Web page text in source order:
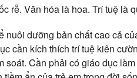
rễ. Văn hóa là hoa. Trí tuệ là
nuôi dưỡng bản chất cao cả
cần kích thích trí tuệ kiên
soát. Cần phải có giáo dục